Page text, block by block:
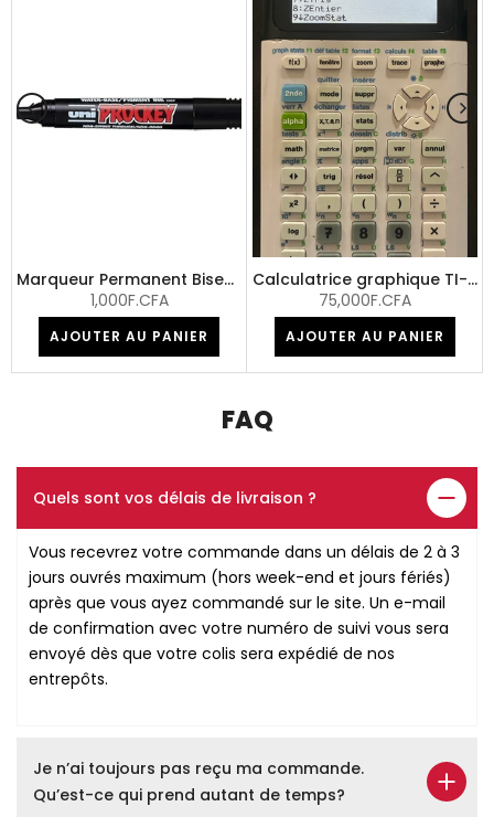
Marqueur Permanent Biseau noir
1,000F.CFA
AJOUTER AU PANIER
Calculatrice graphique TI-83 Premium CE ed. Python -Okaz/reconditionnée
75,000F.CFA
AJOUTER AU PANIER
FAQ
Quels sont vos délais de livraison ?
Vous recevrez votre commande dans un délais de 2 à 3
jours ouvrés maximum (hors week-end et jours fériés)
après que vous ayez commandé sur le site. Un e-mail
de confirmation avec votre numéro de suivi vous sera
envoyé dès que votre colis sera expédié de nos
entrepôts.
Je n’ai toujours pas reçu ma commande.
Qu’est-ce qui prend autant de temps?